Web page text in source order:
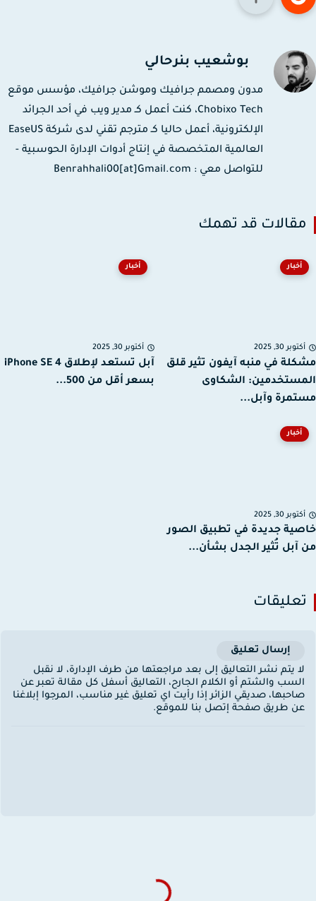
بوشعيب بنرحالي
مدون ومصمم جرافيك وموشن جرافيك، مؤسس موقع
Chobixo Tech، كنت أعمل كـ مدير ويب في أحد الجرائد
الإلكترونية، أعمل حاليا كـ مترجم تقني لدى شركة EaseUS
العالمية المتخصصة في إنتاج أدوات الإدارة الحوسبية -
للتواصل معي : Benrahhali00[at]Gmail.com
قد تهمك
أخبار
30, 2025
في منبه آيفون تثير قلق
الشكاوى
وآبل...
أخبار
أكتوبر 30, 2025
آبل تستعد لإطلاق iPhone SE 4
بسعر أقل من 500...
أخبار
30, 2025
جديدة في تطبيق الصور
آبل تُثير الجدل بشأن...
إرسال تعليق
يتم نشر التعاليق إلى بعد مراجعتها من طرف الإدارة، لا نقبل
والشتم أو الكلام الجارح، التعاليق أسفل كل مقالة تعبر عن
صديقي الزائر إذا رأيت اي تعليق غير مناسب، المرجوا إبلاغنا
طريق صفحة إتصل بنا للموقع.